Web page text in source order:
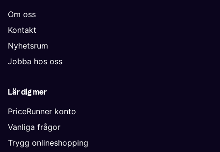
Om oss
Kontakt
Nyhetsrum
Jobba hos oss
Lär dig mer
PriceRunner konto
Vanliga frågor
Trygg onlineshopping